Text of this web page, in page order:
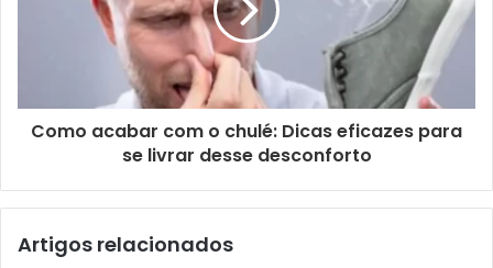
Como acabar com o chulé: Dicas eficazes para
se livrar desse desconforto
Artigos relacionados